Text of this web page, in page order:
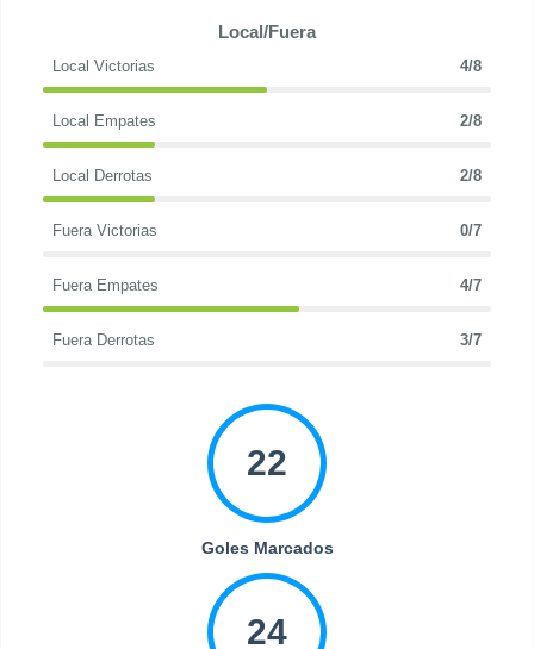
Local/Fuera
Local Victorias 4/8
Local Empates 2/8
Local Derrotas 2/8
Fuera Victorias 0/7
Fuera Empates 4/7
Fuera Derrotas 3/7
22
Goles Marcados
24